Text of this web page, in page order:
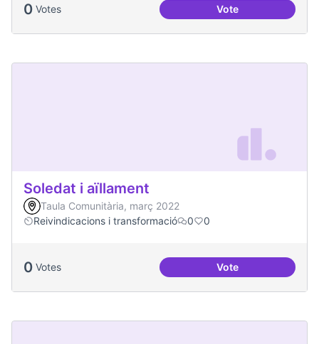
0 Votes VoteSocialització de la
Soledat i aïllament
Taula Comunitària, març 2022
Reivindicacions i transformació
0 0
0 Votes VoteSoledat i aïllament